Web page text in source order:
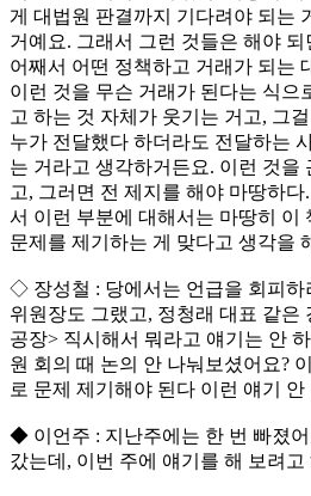
게 대법원 판결까지 기다려야 되는
거예요. 그래서 그런 것들은 해야 되
어째서 어떤 정책하고 거래가 되는
이런 것을 무슨 거래가 된다는 식으
고 하는 것 자체가 웃기는 거고, 그
누가 전달했다 하더라도 전달하는
는 거라고 생각하거든요. 이런 것을
고, 그러면 전 제지를 해야 마땅하
서 이런 부분에 대해서는 마땅히 이
문제를 제기하는 게 맞다고 생각을
◇ 장성철 : 당에서는 언급을 회피하
위원장도 그랬고, 정청래 대표 같은
공장> 직시해서 뭐라고 얘기는 안
원 회의 때 논의 안 나눠보셨어요?
로 문제 제기해야 된다 이런 얘기 안
◆ 이언주 : 지난주에는 한 번 빠졌
갔는데, 이번 주에 얘기를 해 보려고